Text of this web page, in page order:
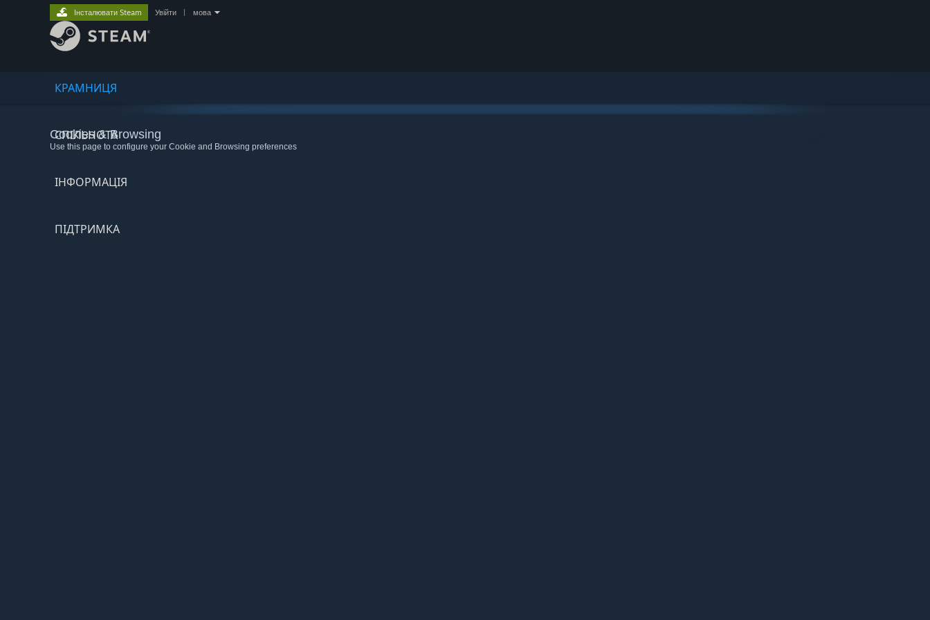
КРАМНИЦЯ
СПІЛЬНОТА
ІНФОРМАЦІЯ
ПІДТРИМКА
Інсталювати Steam Увійти мова
Cookies & Browsing
Use this page to configure your Cookie and Browsing preferences